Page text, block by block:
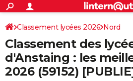
ACTUALITÉS
Politique
Société
Faits Divers
Education
Monde
Villes
+
SPORT
Coupe du monde 2026
Football
Tennis
Cyclisme
Rugby
Forum
CULTURE
Programme TV
TNT
Streaming
Cinéma
Sorties cinéma
Musique
+
FINANCE
S'inscrire
Connexion
Classement lycées 2026 Nord
Classement des
d'Anstaing : les
2026 (59152)